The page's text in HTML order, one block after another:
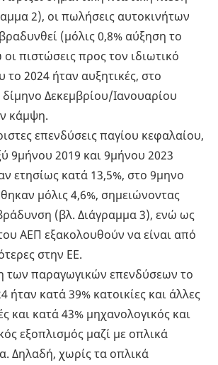
2), οι πωλήσεις αυτοκινήτων
(μόλις 0,8% αύξηση το
πιστώσεις προς τον ιδιωτικό
το 2024 ήταν αυξητικές, στο
δίμηνο Δεκεμβρίου/Ιανουαρίου
κάμψη.
επενδύσεις παγίου κεφαλαίου,
9μήνου 2019 και 9μήνου 2023
ετησίως κατά 13,5%, στο 9μηνο
μόλις 4,6%, σημειώνοντας
(βλ. Διάγραμμα 3), ενώ ως
ΑΕΠ εξακολουθούν να είναι από
στην ΕΕ.
των παραγωγικών επενδύσεων το
ήταν κατά 39% κατοικίες και άλλες
και κατά 43% μηχανολογικός και
εξοπλισμός μαζί με οπλικά
Δηλαδή, χωρίς τα οπλικά